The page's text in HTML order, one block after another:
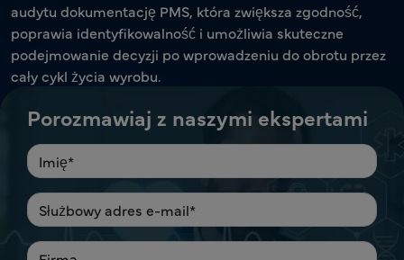
audytu dokumentację PMS, która zwiększa zgodność,
poprawia identyfikowalność i umożliwia skuteczne
podejmowanie decyzji po wprowadzeniu do obrotu przez
cały cykl życia wyrobu.
Porozmawiaj z naszymi ekspertami